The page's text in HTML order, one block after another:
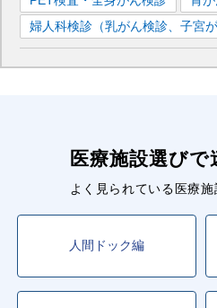
婦人科検診（乳がん検診、子宮が
医療施設選び
よく見られている医療施
人間ドック編